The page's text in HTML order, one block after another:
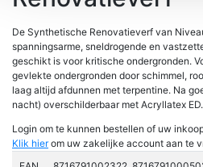
De Synthetische Renovatieverf van
spanningsarme, sneldrogende en
geschikt is voor kritische ondergronden.
gevlekte ondergronden door schimmel,
laag altijd afdunnen met terpentine. Na
nacht) overschilderbaar met Acryllatex ED.
Login om te kunnen bestellen of uw
Klik hierom uw zakelijke account aan te